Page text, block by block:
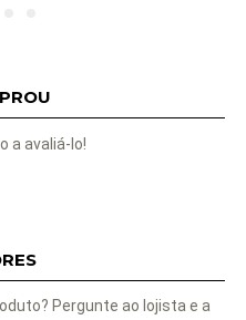
a avaliá-lo!
Pergunte ao lojista e a